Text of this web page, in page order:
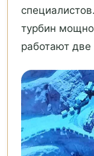
турбин
работают